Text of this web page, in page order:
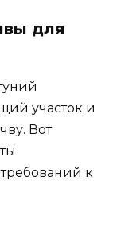
для
участок и
Вот
к